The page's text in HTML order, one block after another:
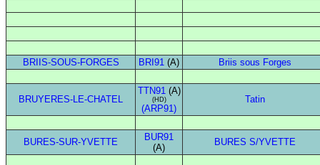
BRIIS-SOUS-FORGES BRI91 (A) Briis sous Forges
BRUYERES-LE-CHATEL
TTN91(A)
(HD)
(ARP91)
Tatin
BURES-SUR-YVETTE
BUR91
(A)
BURES S/YVETTE